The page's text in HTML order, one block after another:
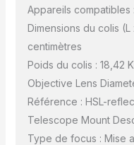
Appareils compatibles
Dimensions du colis
centimètres
Poids du colis : 18,42
Objective Lens
Référence : HSL-
Telescope Mount
Type de focus : Mise